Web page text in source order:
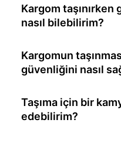
Kargom
nasıl bilebilirim?
Kargomun
güvenliğini nasıl
Taşıma için bir
edebilirim?